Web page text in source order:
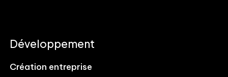
Développement
Création entreprise